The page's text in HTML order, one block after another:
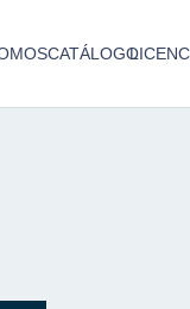
CATÁLOGO